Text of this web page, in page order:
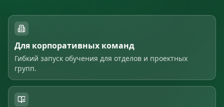
Для корпоративных команд
Гибкий запуск обучения для отделов и проектных
групп.